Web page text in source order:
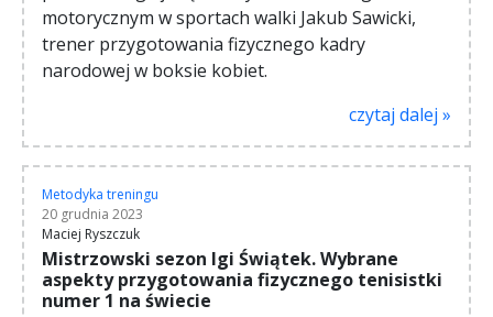
motorycznym w sportach walki Jakub Sawicki,
trener przygotowania fizycznego kadry
narodowej w boksie kobiet.
czytaj dalej »
Metodyka treningu
20 grudnia 2023
Maciej Ryszczuk
Mistrzowski sezon Igi Świątek. Wybrane
aspekty przygotowania fizycznego tenisistki
numer 1 na świecie